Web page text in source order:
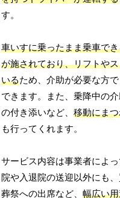
す。
車いすに乗ったまま乗車で
が施されており、リフトや
いるため、介助が必要な方
できます。また、乗降中の
の付き添いなど、移動にま
も行ってくれます。
サービス内容は事業者によ
院や入退院の送迎以外にも
葬祭への出席など、幅広い